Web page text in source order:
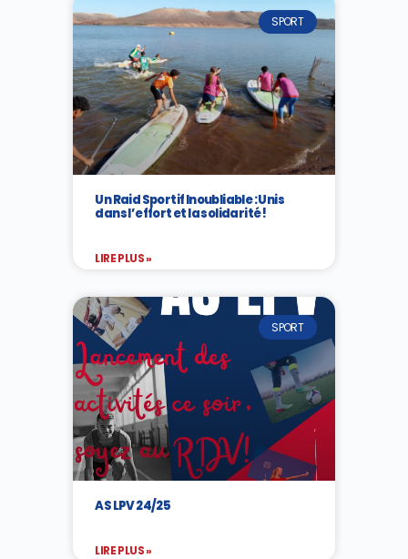
SPORT
Un Raid Sportif Inoubliable : Unis
dans l’effort et la solidarité !
LIRE PLUS »
SPORT
AS LPV 24/25
LIRE PLUS »